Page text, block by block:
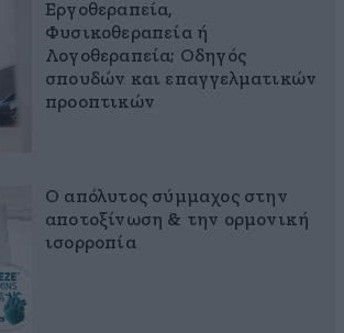
Εργοθεραπεία,
Φυσικοθεραπεία ή
Λογοθεραπεία; Οδηγός
σπουδών και επαγγελματικών
προοπτικών
Ο απόλυτος σύμμαχος στην
αποτοξίνωση & την ορμονική
ισορροπία